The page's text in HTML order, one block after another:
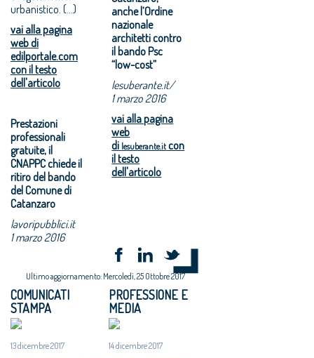
urbanistico. (...)
vai alla pagina
web di
edilportale.com
con il testo
dell'articolo
Prestazioni
professionali
gratuite, il
CNAPPC chiede il
ritiro del bando
del Comune di
Catanzaro
lavoripubblici.it
1 marzo 2016
anche l’Ordine
nazionale
architetti contro
il bando Psc
“low-cost”
lesuberante.it/
1 marzo 2016
vai alla pagina
web
di lesuberante.itcon
il testo
dell'articolo
Ultimo aggiornamento: Mercoledì, 25 Ottobre 2017
COMUNICATI
STAMPA
13 dicembre 2017
PROFESSIONE E
MEDIA
14 dicembre 2017